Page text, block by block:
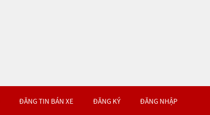
ĐĂNG TIN BÁN XE ĐĂNG KÝ ĐĂNG NHẬP